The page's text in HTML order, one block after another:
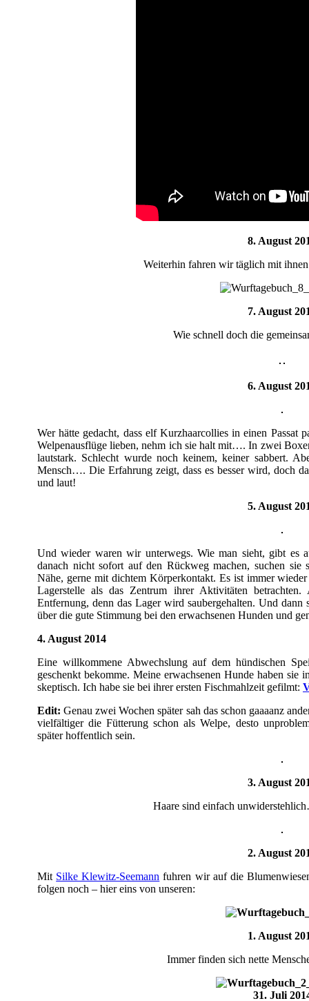
8. August
Weiterhin fahren wir täglich mit
7. August
Wie schnell doch die
6. August
Wer hätte gedacht, dass elf Kurzhaarcollies in einen Passat
Welpenausflüge lieben, nehm ich sie halt mit…. In zwei
lautstark. Schlecht wurde noch keinem, keiner sabbert.
Mensch…. Die Erfahrung zeigt, dass es besser wird, doch
und laut!
5. August
Und wieder waren wir unterwegs. Wie man sieht, gibt es
danach nicht sofort auf den Rückweg machen, suchen sie
Nähe, gerne mit dichtem Körperkontakt. Es ist immer
Lagerstelle als das Zentrum ihrer Aktivitäten
Entfernung, denn das Lager wird saubergehalten. Und
über die gute Stimmung bei den erwachsenen Hunden und
4. August 2014
Eine willkommene Abwechslung auf dem hündischen
geschenkt bekomme. Meine erwachsenen Hunde haben sie
skeptisch. Ich habe sie bei ihrer ersten Fischmahlzeit gefilmt:
Edit: Genau zwei Wochen später sah das schon gaaaanz
vielfältiger die Fütterung schon als Welpe, desto
später hoffentlich sein.
3. August
Haare sind einfach
2. August
Mit Silke Klewitz-Seemann fuhren wir auf die
folgen noch – hier eins von unseren:
1. August
Immer finden sich nette
31. Juli